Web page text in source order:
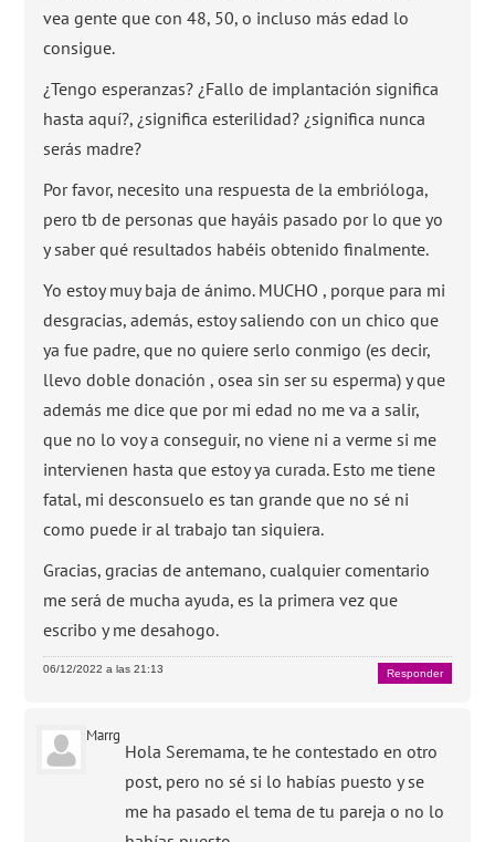
vea gente que con 48, 50, o incluso más edad lo
consigue.
¿Tengo esperanzas? ¿Fallo de implantación significa
hasta aquí?, ¿significa esterilidad? ¿significa nunca
serás madre?
Por favor, necesito una respuesta de la embrióloga,
pero tb de personas que hayáis pasado por lo que yo
y saber qué resultados habéis obtenido finalmente.
Yo estoy muy baja de ánimo. MUCHO , porque para mi
desgracias, además, estoy saliendo con un chico que
ya fue padre, que no quiere serlo conmigo (es decir,
llevo doble donación , osea sin ser su esperma) y que
además me dice que por mi edad no me va a salir,
que no lo voy a conseguir, no viene ni a verme si me
intervienen hasta que estoy ya curada. Esto me tiene
fatal, mi desconsuelo es tan grande que no sé ni
como puede ir al trabajo tan siquiera.
Gracias, gracias de antemano, cualquier comentario
me será de mucha ayuda, es la primera vez que
escribo y me desahogo.
06/12/2022 a las 21:13 Responder
Marrg
Hola Seremama, te he contestado en otro
post, pero no sé si lo habías puesto y se
me ha pasado el tema de tu pareja o no lo